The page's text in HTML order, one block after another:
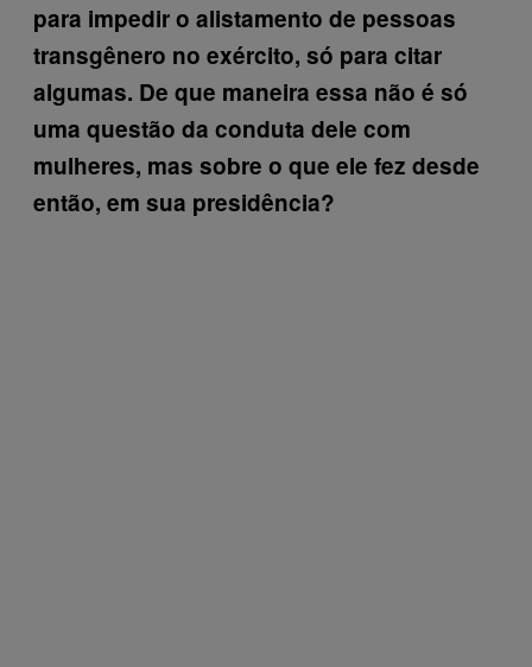
para impedir o alistamento de pessoas
transgênero no exército, só para citar
algumas. De que maneira essa não é só
uma questão da conduta dele com
mulheres, mas sobre o que ele fez desde
então, em sua presidência?